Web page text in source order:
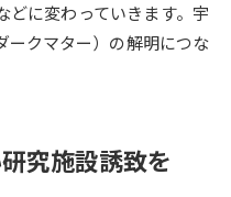
実施プログラムから探す
資料検索
どに変わっていきます。宇
ークマター）の解明につな
究施設誘致を